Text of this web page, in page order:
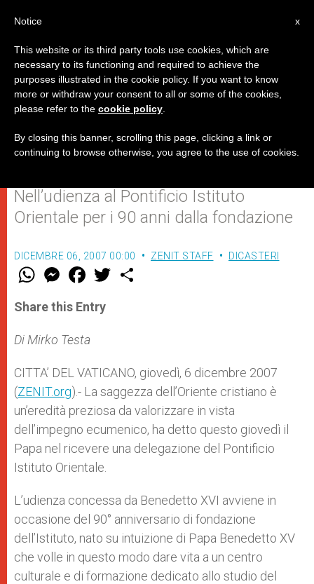
Benedetto XVI: “La saggezza
dell’Oriente cristiano arricchisce
tutti”
Nell’udienza al Pontificio Istituto
Orientale per i 90 anni dalla fondazione
DICEMBRE 06, 2007 00:00 ZENIT STAFF DICASTERI
W
t
s
p
p
M
e
s
e
g
e
F
a
e
b
o
k
w
Share this Entry
Di Mirko Testa
CITTA’ DEL VATICANO, giovedì, 6 dicembre 2007
(ZENIT.org).- La saggezza dell’Oriente cristiano è
un’eredità preziosa da valorizzare in vista
dell’impegno ecumenico, ha detto questo giovedì il
Papa nel ricevere una delegazione del Pontificio
Istituto Orientale.
L’udienza concessa da Benedetto XVI avviene in
occasione del 90° anniversario di fondazione
dell’Istituto, nato su intuizione di Papa Benedetto XV
che volle in questo modo dare vita a un centro
culturale e di formazione dedicato allo studio del
x
Notice
This website or its third party tools use cookies, which are
necessary to its functioning and required to achieve the
purposes illustrated in the cookie policy. If you want to know
more or withdraw your consent to all or some of the cookies,
please refer to the cookie policy
By closing this banner, scrolling this page, clicking a link or
continuing to browse otherwise, you agree to the use of cookies.